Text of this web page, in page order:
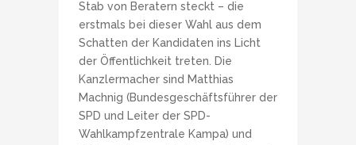
Stab von Beratern steckt – die
erstmals bei dieser Wahl aus dem
Schatten der Kandidaten ins Licht
der Öffentlichkeit treten. Die
Kanzlermacher sind Matthias
Machnig (Bundesgeschäftsführer der
SPD und Leiter der SPD-
Wahlkampfzentrale Kampa) und